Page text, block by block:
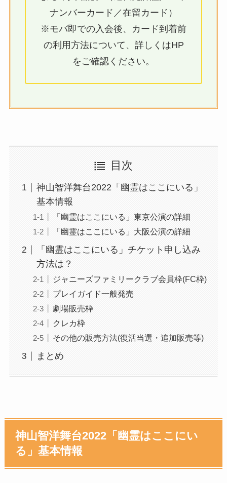
ナンバーカード／在留カード）
※モバ即での入会後、カード到着前
の利用方法について、詳しくはHP
をご確認ください。
目次
神山智洋舞台2022「幽霊はここにいる」
基本情報
「幽霊はここにいる」東京公演の詳細
「幽霊はここにいる」大阪公演の詳細
「幽霊はここにいる」チケット申し込み
方法は？
ジャニーズファミリークラブ会員枠(FC枠)
プレイガイド一般発売
劇場販売枠
クレカ枠
その他の販売方法(復活当選・追加販売等)
まとめ
神山智洋舞台2022「幽霊はここにい
る」基本情報